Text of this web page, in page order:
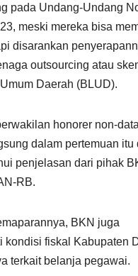
pada Undang-Undang
meski mereka bisa
disarankan
outsourcing atau
Daerah (BLUD).
honorer non-
dalam pertemuan itu
penjelasan dari pihak
RB.
BKN juga
kondisi fiskal Kabupaten
terkait belanja pegawai.